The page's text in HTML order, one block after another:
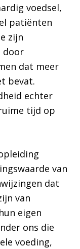
voedsel,
patiënten
zijn
door
dat meer
bevat.
echter
tijd op
van
dat
van
eigen
ons die
voeding,